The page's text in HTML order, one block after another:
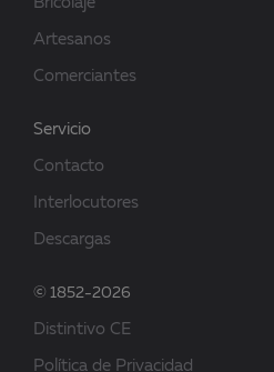
Bricolaje
Artesanos
Comerciantes
Servicio
Contacto
Interlocutores
Descargas
© 1852-2026
Distintivo CE
Política de Privacidad